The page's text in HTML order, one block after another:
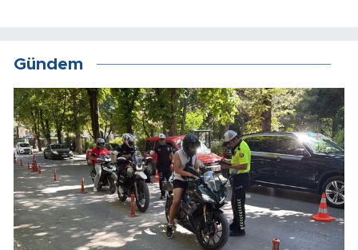
Gündem